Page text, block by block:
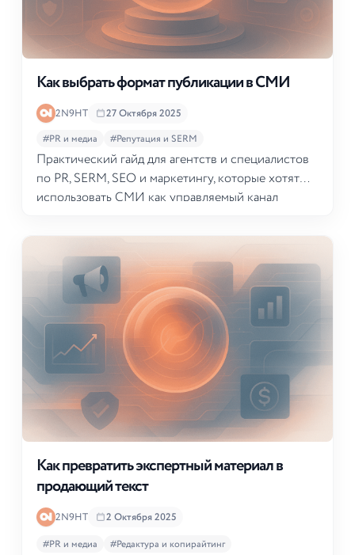
Как выбрать формат публикации в СМИ
2N9HT 27 Октября 2025
#PR и медиа #Репутация и SERM
Практический гайд для агентств и специалистов
по PR, SERM, SEO и маркетингу, которые хотят
использовать СМИ как управляемый канал
Как превратить экспертный материал в
продающий текст
2N9HT 2 Октября 2025
#PR и медиа #Редактура и копирайтинг